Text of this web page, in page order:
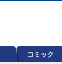
コミック